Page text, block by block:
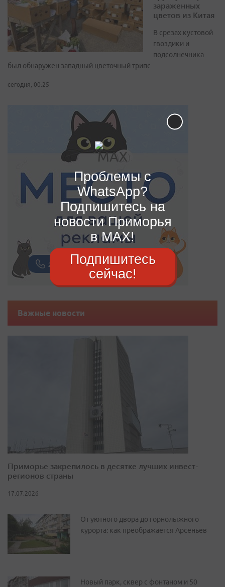
зараженных
цветов из Китая
В срезах кустовой
гвоздики и
подсолнечника
был обнаружен западный цветочный трипс
сегодня, 00:25
Важные новости
Приморье закрепилось в десятке лучших инвест-
регионов страны
17.07.2026
От уютного двора до горнолыжного
курорта: как преображается Арсеньев
Новый парк, сквер с фонтаном и 50
Проблемы с
WhatsApp?
Подпишитесь на
новости Приморья
в MAX!
Подпишитесь
сейчас!